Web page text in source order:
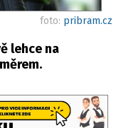
foto: pribram.cz
lehce na